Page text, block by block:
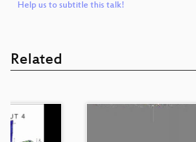
Help us to subtitle this talk!
Related